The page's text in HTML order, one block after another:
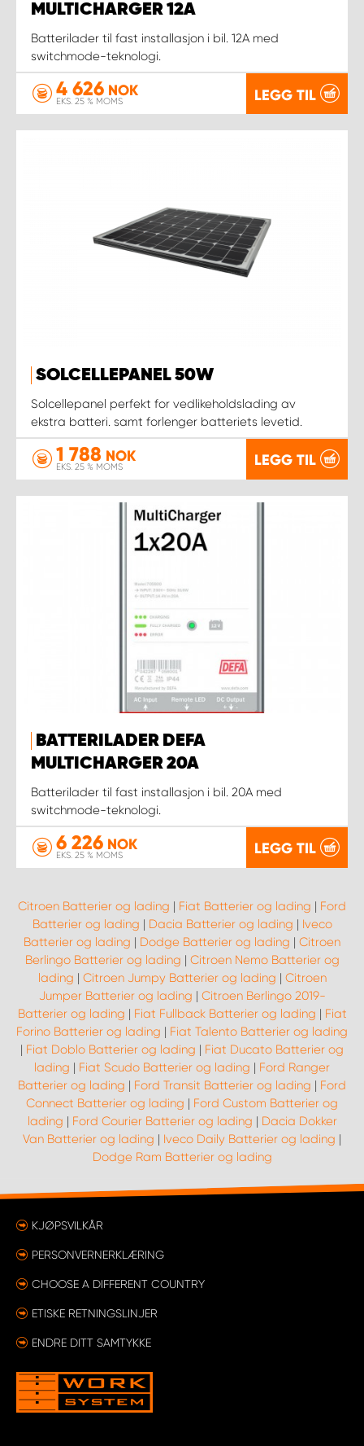
MULTICHARGER 12A
Batterilader til fast installasjon i bil. 12A med
switchmode-teknologi.
4 626 NOK
EKS. 25 % MOMS LEGG TIL
SOLCELLEPANEL 50W
Solcellepanel perfekt for vedlikeholdslading av
ekstra batteri. samt forlenger batteriets levetid.
1 788 NOK
EKS. 25 % MOMS LEGG TIL
BATTERILADER DEFA
MULTICHARGER 20A
Batterilader til fast installasjon i bil. 20A med
switchmode-teknologi.
6 226 NOK
EKS. 25 % MOMS LEGG TIL
Citroen Batterier og lading | Fiat Batterier og lading | Ford
Batterier og lading | Dacia Batterier og lading | Iveco
Batterier og lading | Dodge Batterier og lading | Citroen
Berlingo Batterier og lading | Citroen Nemo Batterier og
lading | Citroen Jumpy Batterier og lading | Citroen
Jumper Batterier og lading | Citroen Berlingo 2019-
Batterier og lading | Fiat Fullback Batterier og lading | Fiat
Forino Batterier og lading | Fiat Talento Batterier og lading
| Fiat Doblo Batterier og lading | Fiat Ducato Batterier og
lading | Fiat Scudo Batterier og lading | Ford Ranger
Batterier og lading | Ford Transit Batterier og lading | Ford
Connect Batterier og lading | Ford Custom Batterier og
lading | Ford Courier Batterier og lading | Dacia Dokker
Van Batterier og lading | Iveco Daily Batterier og lading |
Dodge Ram Batterier og lading
KJØPSVILKÅR
PERSONVERNERKLÆRING
CHOOSE A DIFFERENT COUNTRY
ETISKE RETNINGSLINJER
ENDRE DITT SAMTYKKE